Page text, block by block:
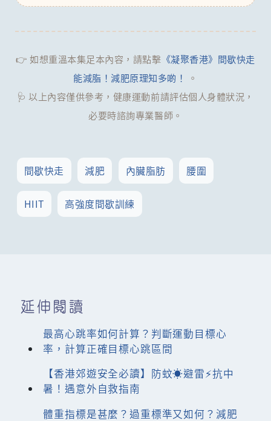
👉 如想重溫本集足本內容，請點擊 《凝聚香港》間歇快走
能減脂！減肥原理知多啲！
。
🩺 以上內容僅供參考，健康運動前請評估個人身體狀況，
必要時諮詢專業醫師。
間歇快走 減肥 內臟脂肪 腰圍
HIIT 高強度間歇訓練
延伸閱讀
最高心跳率如何計算？判斷運動目標心
率，計算正確目標心跳區間
【香港郊遊安全必讀】防蚊☀️避雷⚡️抗中
暑！遇意外自救指南
體重指標是甚麼？過重標準又如何？減肥